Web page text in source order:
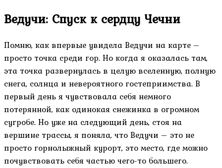
Ведучи: Спуск к сердцу Чечни
Помню, как впервые увидела Ведучи на карте –
просто точка среди гор. Но когда я оказалась там,
эта точка развернулась в целую вселенную, полную
снега, солнца и невероятного гостеприимства. В
первый день я чувствовала себя немного
потерянной, как одинокая снежинка в огромном
сугробе. Но уже на следующий день, стоя на
вершине трассы, я поняла, что Ведучи – это не
просто горнолыжный курорт, это место, где можно
почувствовать себя частью чего-то большего.